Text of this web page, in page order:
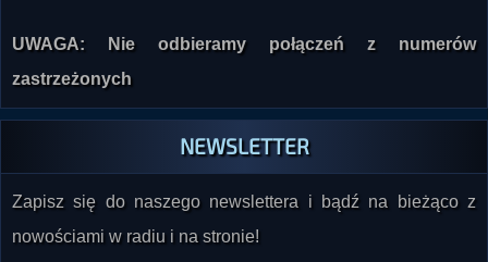
UWAGA: Nie odbieramy połączeń z numerów
zastrzeżonych
NEWSLETTER
Zapisz się do naszego newslettera i bądź na bieżąco z
nowościami w radiu i na stronie!